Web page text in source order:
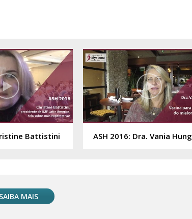
Battistini
SAIBA MAIS